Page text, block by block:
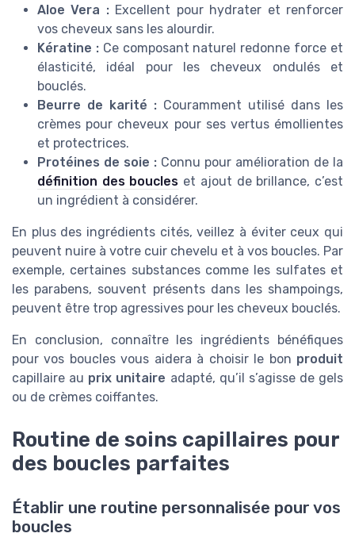
Aloe Vera :Excellent pour hydrater et renforcer
vos cheveux sans les alourdir.
Kératine :Ce composant naturel redonne force et
élasticité, idéal pour les cheveux ondulés et
bouclés.
Beurre de karité : Couramment utilisé dans les
crèmes pour cheveux pour ses vertus émollientes
et protectrices.
Protéines de soie : Connu pour amélioration de la
définition des boucles et ajout de brillance, c’est
un ingrédient à considérer.
En plus des ingrédients cités, veillez à éviter ceux qui
peuvent nuire à votre cuir chevelu et à vos boucles. Par
exemple, certaines substances comme les sulfates et
les parabens, souvent présents dans les shampoings,
peuvent être trop agressives pour les cheveux bouclés.
En conclusion, connaître les ingrédients bénéfiques
pour vos boucles vous aidera à choisir le bon produit
capillaire au prix unitaire adapté, qu’il s’agisse de gels
ou de crèmes coiffantes.
Routine de soins capillaires pour
des boucles parfaites
Établir une routine personnalisée pour vos
boucles